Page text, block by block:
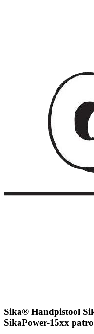
Sika® Handpistool
SikaPower-15xx